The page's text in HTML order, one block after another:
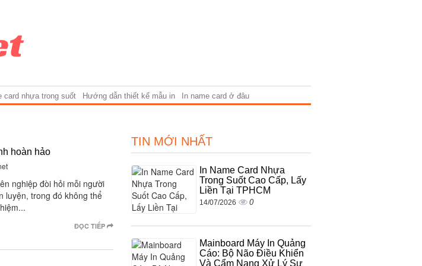
card nhựa trong suốt Hướng dẫn thiết kế mẫu in In name card ở đâu
hoàn hảo
nghiệp đòi hỏi mỗi người
luyện, trong đó không thể
ĐỌC TIẾP
TIN MỚI NHẤT
In Name Card Nhựa
Trong Suốt Cao Cấp, Lấy
Liền Tại TPHCM
14/07/2026 0
Mainboard Máy In Quảng
Cáo: Bộ Não Điều Khiển
Và Cẩm Nang Xử Lý Sự